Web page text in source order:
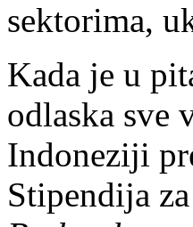
sektorima,
Kada je u
odlaska sve
Indoneziji
Stipendija